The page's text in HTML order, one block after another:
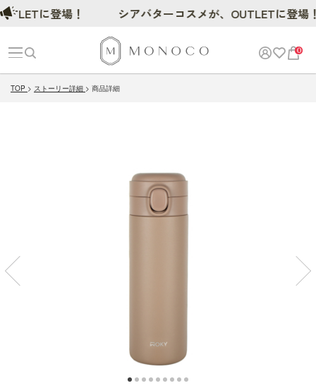
0
TOP ストーリー詳細 商品詳細
に登場！ シアバターコスメが、OUTLETに登場！